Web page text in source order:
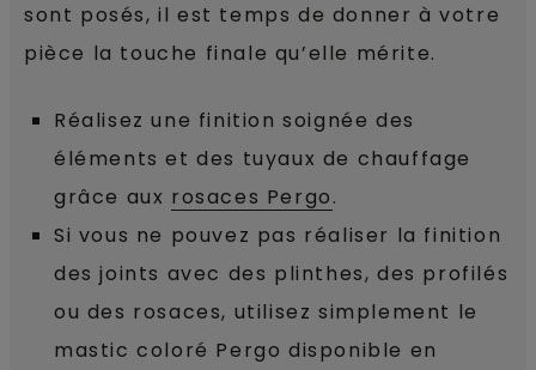
sont posés, il est temps de donner à votre
pièce la touche finale qu’elle mérite.
Réalisez une finition soignée des
éléments et des tuyaux de chauffage
grâce aux rosaces Pergo.
Si vous ne pouvez pas réaliser la finition
des joints avec des plinthes, des profilés
ou des rosaces, utilisez simplement le
mastic coloré Pergo disponible en